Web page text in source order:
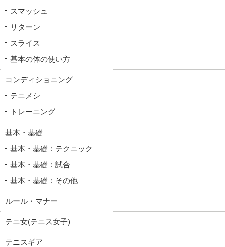
スマッシュ
リターン
スライス
基本の体の使い方
コンディショニング
テニメシ
トレーニング
基本・基礎
基本・基礎：テクニック
基本・基礎：試合
基本・基礎：その他
ルール・マナー
テニ女(テニス女子)
テニスギア